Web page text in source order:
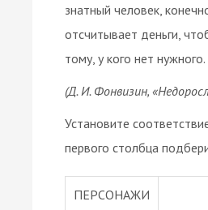
знатный человек,
отсчитывает деньги,
тому, у кого нет нужного.
(Д. И. Фонвизин,
Установите
первого столбца
ПЕРСОНАЖИ